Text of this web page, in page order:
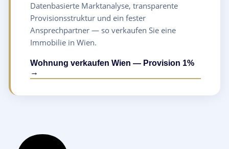
Datenbasierte Marktanalyse, transparente
Provisionsstruktur und ein fester
Ansprechpartner — so verkaufen Sie eine
Immobilie in Wien.
Wohnung verkaufen Wien — Provision 1%
→